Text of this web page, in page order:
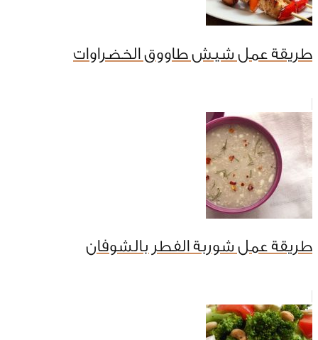
طريقة عمل شيش طاووق الخضراوات
طريقة عمل شوربة الفطر بالشوفان